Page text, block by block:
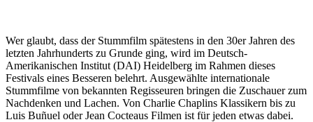
Wer glaubt, dass der Stummfilm spätestens in den 30er Jahren des
letzten Jahrhunderts zu Grunde ging, wird im Deutsch-
Amerikanischen Institut (DAI) Heidelberg im Rahmen dieses
Festivals eines Besseren belehrt. Ausgewählte internationale
Stummfilme von bekannten Regisseuren bringen die Zuschauer zum
Nachdenken und Lachen. Von Charlie Chaplins Klassikern bis zu
Luis Buñuel oder Jean Cocteaus Filmen ist für jeden etwas dabei.